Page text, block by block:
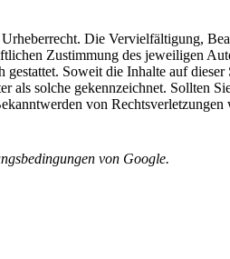
Die Vervielfältigung,
Zustimmung des jeweiligen
Soweit die Inhalte auf dieser
als solche gekennzeichnet. Sollten
von
von Google.